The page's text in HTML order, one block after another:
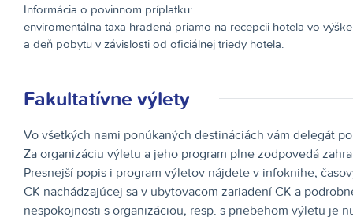
Informácia o povinnom príplatku:
enviromentálna taxa hradená priamo na recepcii hotela vo
a deň pobytu v závislosti od oficiálnej triedy hotela.
Fakultatívne výlety
Vo všetkých nami ponúkaných destináciách vám delegát
Za organizáciu výletu a jeho program plne zodpovedá
Presnejší popis i program výletov nájdete v infoknihe,
CK nachádzajúcej sa v ubytovacom zariadení CK a
nespokojnosti s organizáciou, resp. s priebehom výletu je